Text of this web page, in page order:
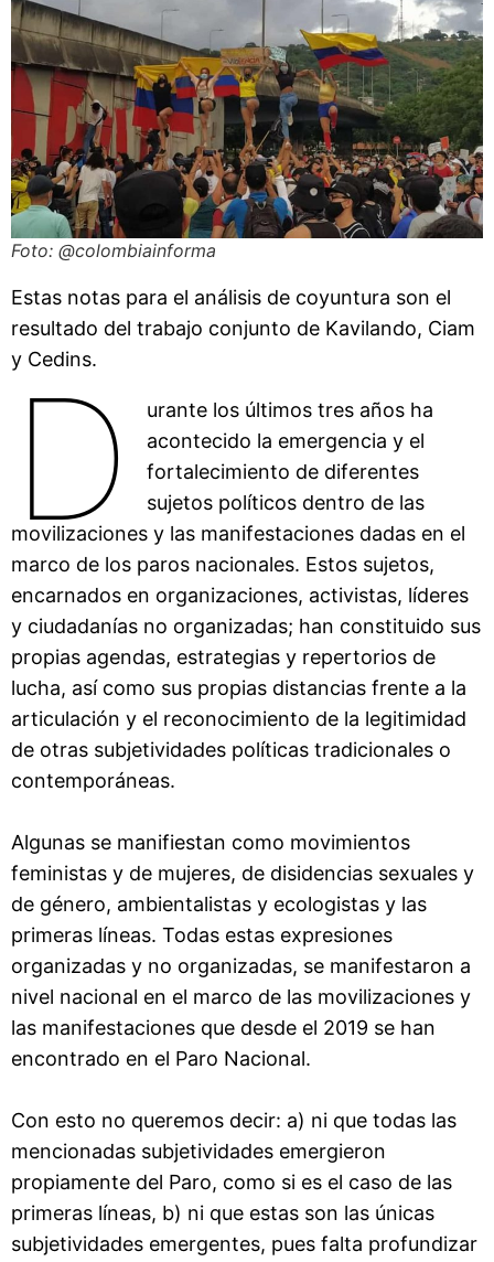
Foto: @colombiainforma
Estas notas para el análisis de coyuntura son el
resultado del trabajo conjunto de Kavilando, Ciam
y Cedins.
D
urante los últimos tres años ha
acontecido la emergencia y el
fortalecimiento de diferentes
sujetos políticos dentro de las
movilizaciones y las manifestaciones dadas en el
marco de los paros nacionales. Estos sujetos,
encarnados en organizaciones, activistas, líderes
y ciudadanías no organizadas; han constituido sus
propias agendas, estrategias y repertorios de
lucha, así como sus propias distancias frente a la
articulación y el reconocimiento de la legitimidad
de otras subjetividades políticas tradicionales o
contemporáneas.
Algunas se manifiestan como movimientos
feministas y de mujeres, de disidencias sexuales y
de género, ambientalistas y ecologistas y las
primeras líneas. Todas estas expresiones
organizadas y no organizadas, se manifestaron a
nivel nacional en el marco de las movilizaciones y
las manifestaciones que desde el 2019 se han
encontrado en el Paro Nacional.
Con esto no queremos decir: a) ni que todas las
mencionadas subjetividades emergieron
propiamente del Paro, como si es el caso de las
primeras líneas, b) ni que estas son las únicas
subjetividades emergentes, pues falta profundizar